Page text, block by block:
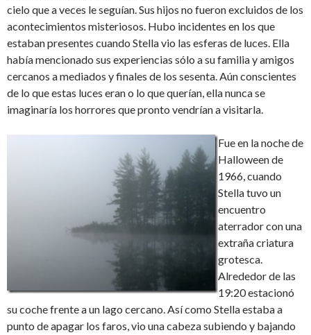
cielo que a veces le seguían. Sus hijos no fueron excluidos de los
acontecimientos misteriosos. Hubo incidentes en los que
estaban presentes cuando Stella vio las esferas de luces. Ella
había mencionado sus experiencias sólo a su familia y amigos
cercanos a mediados y finales de los sesenta. Aún conscientes
de lo que estas luces eran o lo que querían, ella nunca se
imaginaría los horrores que pronto vendrían a visitarla.
Fue en la noche de
Halloween de
1966, cuando
Stella tuvo un
encuentro
aterrador con una
extraña criatura
grotesca.
Alrededor de las
19:20 estacionó
su coche frente a un lago cercano. Así como Stella estaba a
punto de apagar los faros, vio una cabeza subiendo y bajando